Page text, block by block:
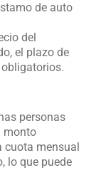
de auto
del
el plazo de
personas
monto
mensual
lo que puede